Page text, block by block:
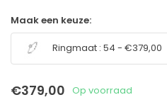
Maak een keuze:
Ringmaat : 54 - €379,00
€379,00 Op voorraad